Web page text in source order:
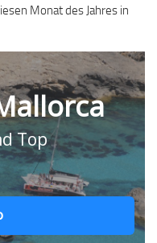
Monat des Jahres in
Top